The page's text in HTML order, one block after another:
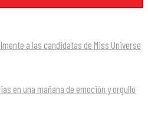
a las candidatas de Miss Universe
en una mañana de emoción y orgullo